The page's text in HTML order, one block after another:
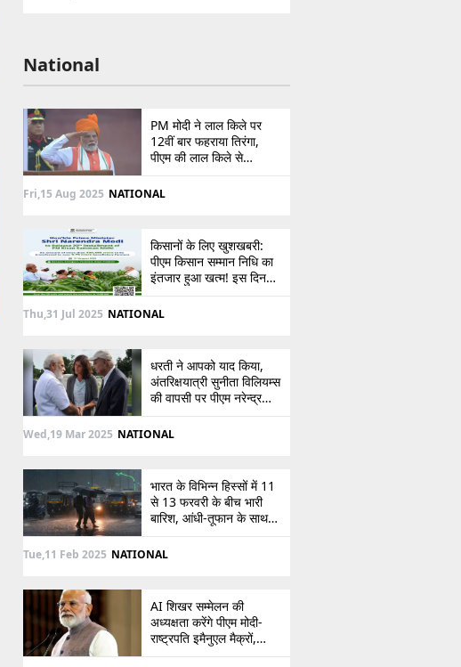
National
PM मोदी ने लाल किले पर
12वीं बार फहराया तिरंगा,
पीएम की लाल किले से
पाकिस्तान को सीधी
ललकार, प्रधानमंत्री ने 103
Fri,15 Aug 2025 NATIONAL
किसानों के लिए खुशखबरी:
पीएम किसान सम्मान निधि का
इंतजार हुआ खत्म! इस दिन
खाते में आएंगे 2,000 रुपये,
देखें
Thu,31 Jul 2025 NATIONAL
धरती ने आपको याद किया,
अंतरिक्षयात्री सुनीता विलियम्स
की वापसी पर पीएम नरेन्द्र
मोदी की पोस्ट
Wed,19 Mar 2025 NATIONAL
भारत के विभिन्न हिस्सों में 11
से 13 फरवरी के बीच भारी
बारिश, आंधी-तूफान के साथ
बर्फबारी का अलर्ट
Tue,11 Feb 2025 NATIONAL
AI शिखर सम्मेलन की
अध्यक्षता करेंगे पीएम मोदी-
राष्ट्रपति इमैनुएल मैक्रों,
भारत-फ्रांस संबंधों को देंगे नई